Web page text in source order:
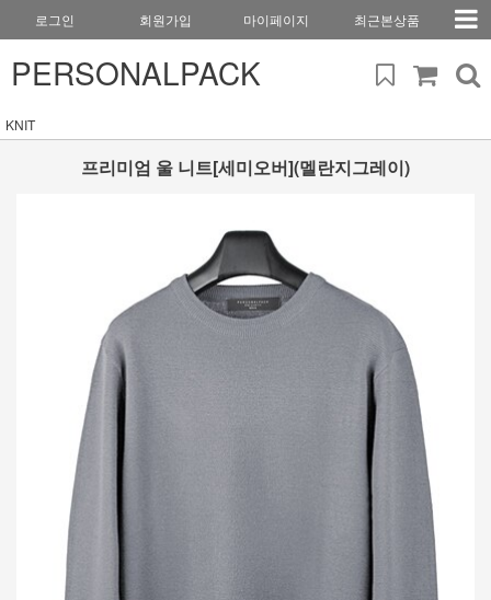
로그인 회원가입 마이페이지 최근본상품
PERSONALPACK
KNIT
프리미엄 울 니트[세미오버](멜란지그레이)